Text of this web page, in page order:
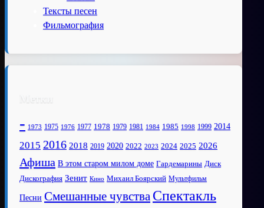
Тексты песен
Фильмография
Метки
- 1973 1975 1976 1977 1978 1979 1981 1984 1985 1998 1999 2014
2015 2016 2018 2019 2020 2022 2023 2024 2025 2026
Афиша В этом старом милом доме Гардемарины Диск
Дискография Зенит Кино Михаил Боярский Мультфильм
Песни Смешанные чувства Спектакль